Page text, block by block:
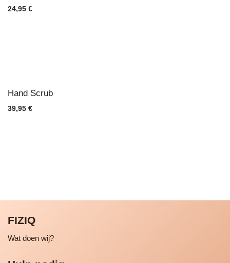
24,95€
Hand Scrub
39,95 €
FIZIQ
Wat doen wij?